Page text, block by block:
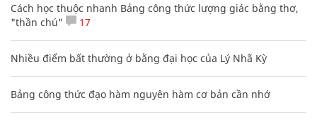
Cách học thuộc nhanh Bảng công thức lượng giác bằng thơ,
"thần chú"
17
Nhiều điểm bất thường ở bằng đại học của Lý Nhã Kỳ
Bảng công thức đạo hàm nguyên hàm cơ bản cần nhớ